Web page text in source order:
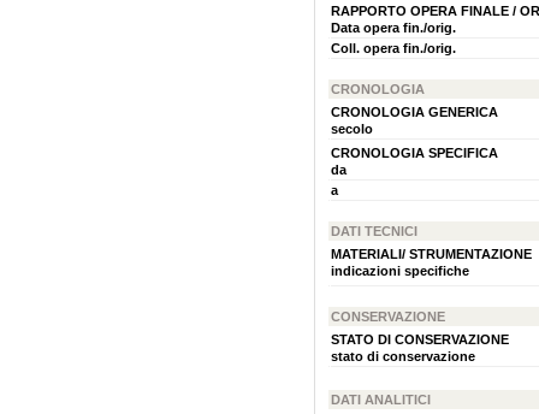
RAPPORTO OPERA FINALE /
Data opera fin./orig.
Coll. opera fin./orig.
CRONOLOGIA
CRONOLOGIA GENERICA
secolo
CRONOLOGIA SPECIFICA
da
a
DATI TECNICI
MATERIALI/ STRUMENTAZIONE
indicazioni specifiche
CONSERVAZIONE
STATO DI CONSERVAZIONE
stato di conservazione
DATI ANALITICI